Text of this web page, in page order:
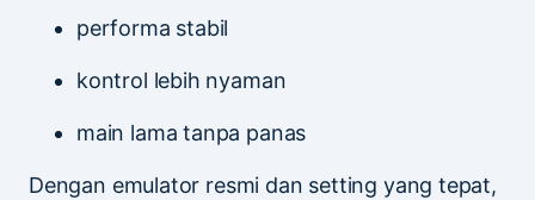
performa stabil
kontrol lebih nyaman
main lama tanpa panas
Dengan emulator resmi dan setting yang tepat,